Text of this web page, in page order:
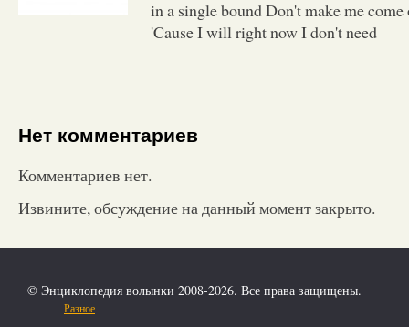
in a single bound Don't make me come
'Cause I will right now I don't need
Нет комментариев
Комментариев нет.
Извините, обсуждение на данный момент закрыто.
© Энциклопедия волынки 2008-2026. Все права защищены.
Разное